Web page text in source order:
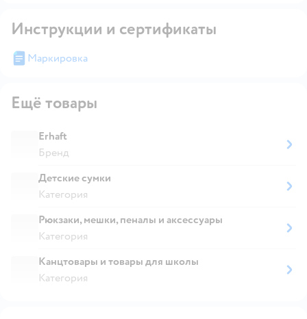
Инструкции и сертификаты
Маркировка
Ещё товары
Erhaft
Бренд
Детские сумки
Категория
Рюкзаки, мешки, пеналы и аксессуары
Категория
Канцтовары и товары для школы
Категория